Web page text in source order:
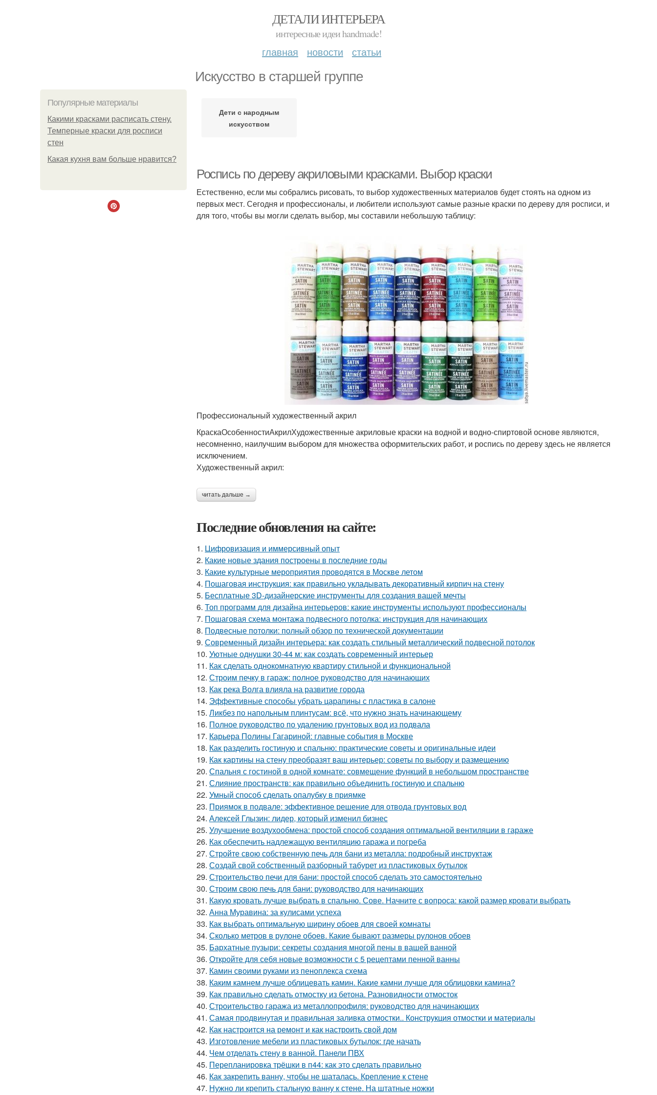
ДЕТАЛИ ИНТЕРЬЕРА
интересные идеи handmade!
главная новости статьи
Искусство в старшей группе
Популярные материалы
Какими красками расписать стену.
Темперные краски для росписи
стен
Какая кухня вам больше нравится?
Дети с народным
искусством
Роспись по дереву акриловыми красками. Выбор краски
Естественно, если мы собрались рисовать, то выбор художественных материалов будет стоять на одном из
первых мест. Сегодня и профессионалы, и любители используют самые разные краски по дереву для росписи, и
для того, чтобы вы могли сделать выбор, мы составили небольшую таблицу:
Профессиональный художественный акрил
КраскаОсобенностиАкрилХудожественные акриловые краски на водной и водно-спиртовой основе являются,
несомненно, наилучшим выбором для множества оформительских работ, и роспись по дереву здесь не является
исключением.
Художественный акрил:
читать дальше →
Последние обновления на сайте:
1. Цифровизация и иммерсивный опыт
2. Какие новые здания построены в последние годы
3. Какие культурные мероприятия проводятся в Москве летом
4. Пошаговая инструкция: как правильно укладывать декоративный кирпич на стену
5. Бесплатные 3D-дизайнерские инструменты для создания вашей мечты
6. Топ программ для дизайна интерьеров: какие инструменты используют профессионалы
7. Пошаговая схема монтажа подвесного потолка: инструкция для начинающих
8. Подвесные потолки: полный обзор по технической документации
9. Современный дизайн интерьера: как создать стильный металлический подвесной потолок
10. Уютные однушки 30-44 м: как создать современный интерьер
11. Как сделать однокомнатную квартиру стильной и функциональной
12. Строим печку в гараж: полное руководство для начинающих
13. Как река Волга влияла на развитие города
14. Эффективные способы убрать царапины с пластика в салоне
15. Ликбез по напольным плинтусам: всё, что нужно знать начинающему
16. Полное руководство по удалению грунтовых вод из подвала
17. Карьера Полины Гагариной: главные события в Москве
18. Как разделить гостиную и спальню: практические советы и оригинальные идеи
19. Как картины на стену преобразят ваш интерьер: советы по выбору и размещению
20. Спальня с гостиной в одной комнате: совмещение функций в небольшом пространстве
21. Слияние пространств: как правильно объединить гостиную и спальню
22. Умный способ сделать опалубку в приямке
23. Приямок в подвале: эффективное решение для отвода грунтовых вод
24. Алексей Глызин: лидер, который изменил бизнес
25. Улучшение воздухообмена: простой способ создания оптимальной вентиляции в гараже
26. Как обеспечить надлежащую вентиляцию гаража и погреба
27. Стройте свою собственную печь для бани из металла: подробный инструктаж
28. Создай свой собственный разборный табурет из пластиковых бутылок
29. Строительство печи для бани: простой способ сделать это самостоятельно
30. Строим свою печь для бани: руководство для начинающих
31. Какую кровать лучше выбрать в спальню. Сове. Начните с вопроса: какой размер кровати выбрать
32. Анна Муравина: за кулисами успеха
33. Как выбрать оптимальную ширину обоев для своей комнаты
34. Сколько метров в рулоне обоев. Какие бывают размеры рулонов обоев
35. Бархатные пузыри: секреты создания многой пены в вашей ванной
36. Откройте для себя новые возможности с 5 рецептами пенной ванны
37. Камин своими руками из пеноплекса схема
38. Каким камнем лучше облицевать камин. Какие камни лучше для облицовки камина?
39. Как правильно сделать отмостку из бетона. Разновидности отмосток
40. Строительство гаража из металлопрофиля: руководство для начинающих
41. Самая продвинутая и правильная заливка отмостки.. Конструкция отмостки и материалы
42. Как настроится на ремонт и как настроить свой дом
43. Изготовление мебели из пластиковых бутылок: где начать
44. Чем отделать стену в ванной. Панели ПВХ
45. Перепланировка трёшки в п44: как это сделать правильно
46. Как закрепить ванну, чтобы не шаталась. Крепление к стене
47. Нужно ли крепить стальную ванну к стене. На штатные ножки